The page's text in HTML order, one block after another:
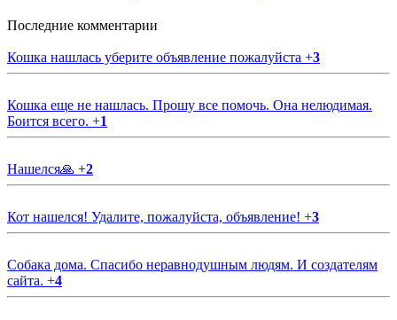
Последние комментарии
Кошка нашлась уберите объявление пожалуйста +3
Кошка еще не нашлась. Прошу все помочь. Она нелюдимая.
Боится всего. +1
Нашелся🙏 +2
Кот нашелся! Удалите, пожалуйста, объявление! +3
Собака дома. Спасибо неравнодушным людям. И создателям
сайта. +4